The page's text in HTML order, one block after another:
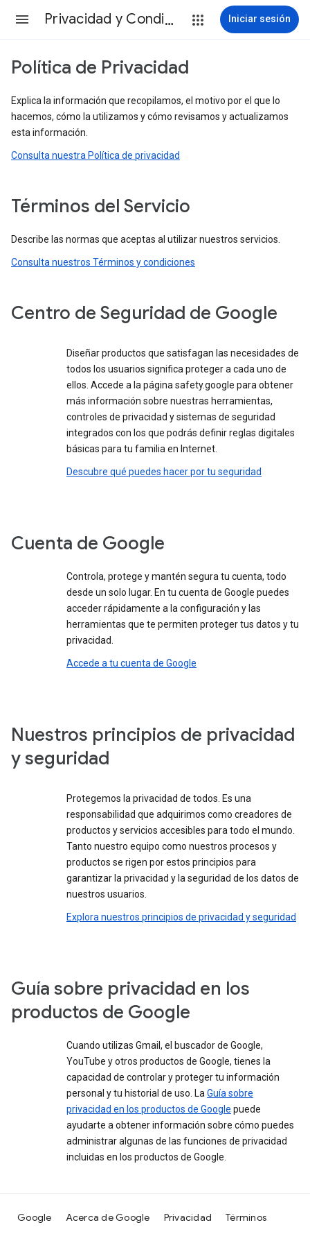
Privacidad y Condiciones Iniciar sesión
Política de Privacidad
Explica la información que recopilamos, el motivo por el que lo
hacemos, cómo la utilizamos y cómo revisamos y actualizamos
esta información.
Consulta nuestra Política de privacidad
Términos del Servicio
Describe las normas que aceptas al utilizar nuestros servicios.
Consulta nuestros Términos y condiciones
Centro de Seguridad de Google
Diseñar productos que satisfagan las necesidades de
todos los usuarios significa proteger a cada uno de
ellos. Accede a la página safety.google para obtener
más información sobre nuestras herramientas,
controles de privacidad y sistemas de seguridad
integrados con los que podrás definir reglas digitales
básicas para tu familia en Internet.
Descubre qué puedes hacer por tu seguridad
Cuenta de Google
Controla, protege y mantén segura tu cuenta, todo
desde un solo lugar. En tu cuenta de Google puedes
acceder rápidamente a la configuración y las
herramientas que te permiten proteger tus datos y tu
privacidad.
Accede a tu cuenta de Google
Nuestros principios de privacidad
y seguridad
Protegemos la privacidad de todos. Es una
responsabilidad que adquirimos como creadores de
productos y servicios accesibles para todo el mundo.
Tanto nuestro equipo como nuestros procesos y
productos se rigen por estos principios para
garantizar la privacidad y la seguridad de los datos de
nuestros usuarios.
Explora nuestros principios de privacidad y seguridad
Guía sobre privacidad en los
productos de Google
Cuando utilizas Gmail, el buscador de Google,
YouTube y otros productos de Google, tienes la
capacidad de controlar y proteger tu información
personal y tu historial de uso. La Guía sobre
privacidad en los productos de Google puede
ayudarte a obtener información sobre cómo puedes
administrar algunas de las funciones de privacidad
incluidas en los productos de Google.
Google Acerca de Google Privacidad Términos